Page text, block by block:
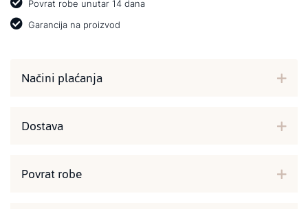
Povrat robe unutar 14 dana
Garancija na proizvod
Načini plaćanja
Dostava
Povrat robe